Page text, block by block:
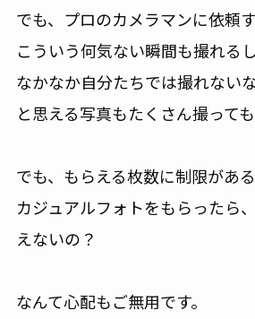
でも、プロのカメラマンに依頼
こういう何気ない瞬間も撮れるし
なかなか自分たちでは撮れない
と思える写真もたくさん撮っても
でも、もらえる枚数に制限があ
カジュアルフォトをもらったら
えないの？
なんて心配もご無用です。